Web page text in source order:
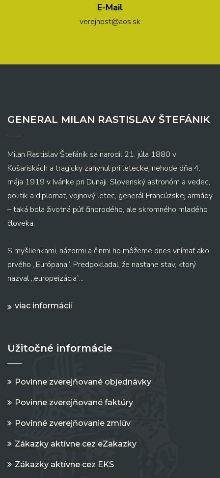
E-Mail
verejnost@aos.sk
GENERAL MILAN RASTISLAV ŠTEFÁNIK
Milan Rastislav Štefánik sa narodil 21. júla 1880 v
Košariskách a tragicky zahynul pri leteckej nehode dňa 4.
mája 1919 v Ivánke pri Dunaji. Slovenský astronóm a vedec,
politik a diplomat, vojnový letec, generál Francúzskej armády
– taká bola životná púť činorodého, ale skromného mladého
človeka.
S myšlienkami, názormi a činmi ho môžeme dnes vnímať ako
prvého „Európana“. Predpokladal, že nastane stav, ktorý
nazval „europeizácia“...
viac informácií
Užitočné informácie
Povinne zverejňované objednávky
Povinne zverejňované faktúry
Povinné zverejňovanie zmlúv
Zákazky aktívne cez eZakazky
Zákazky aktívne cez EKS